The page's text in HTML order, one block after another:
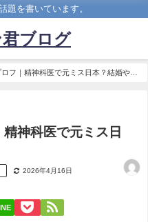
題を書いています。
ブログ
フ｜精神科医で元ミス日本？結婚や活
神科医で元ミス日
2026年4月16日